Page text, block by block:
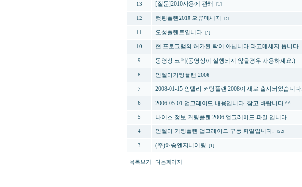
13 [질문]2010사용에 관해 [1]
12 컷팅플랜2010 오류메세지 [1]
11 오성플랜트입니다 [1]
10 현 프로그램의 허가된 락이 아닙니다 라고메세지 뜹니다
9 동영상 코덱(동영상이 실행되지 않을경우 사용하세요.)
8 인텔리커팅플랜 2006
7 2008-01-15 인텔리 커팅플랜 2008이 새로 출시되었습니
6 2006-05-01 업그레이드 내용입니다. 참고 바랍니다.^^
5 나이스 정보 커팅플랜 2006 업그레이드 파일 입니다.
4 인텔리 커팅플랜 업그레이드 구동 파일입니다. [22]
3 (주)해송엔지니어링 [1]
목록보기 다음페이지